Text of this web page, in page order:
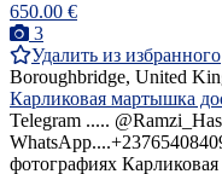
650.00 €
3
Удалить из избранного
Boroughbridge, United
Карликовая мартышка
Telegram .....
фотографиях